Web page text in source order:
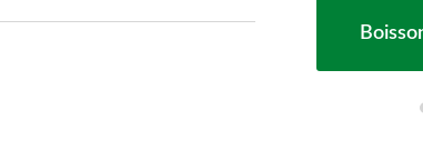
Boisson